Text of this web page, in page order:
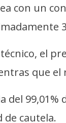
con un
el
que
del
de cautela.